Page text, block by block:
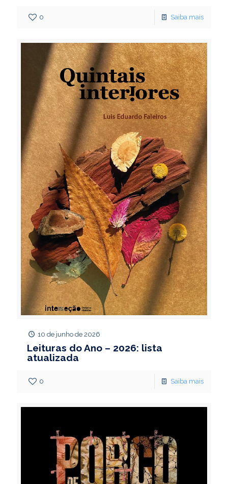
0 Saiba mais
10 de junho de 2026
Leituras do Ano – 2026: lista
atualizada
0 Saiba mais